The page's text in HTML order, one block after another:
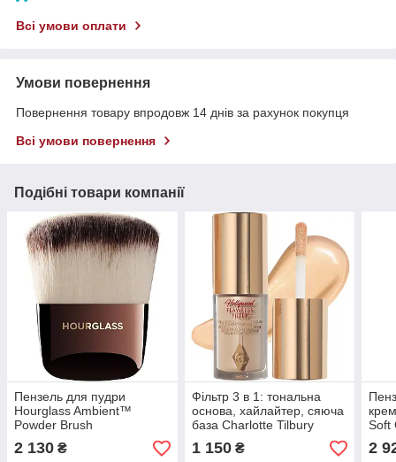
Всі умови оплати
Умови повернення
Повернення товару впродовж 14 днів за рахунок покупця
Всі умови повернення
Подібні товари компанії
Пензель для пудри
Hourglass Ambient™
Powder Brush
2 130 ₴
Фільтр 3 в 1: тональна
основа, хайлайтер, сяюча
база Charlotte Tilbury
Hollywood Flawless Filter
Mini 3 Fair 5.5 мл
1 150₴
Soft
2